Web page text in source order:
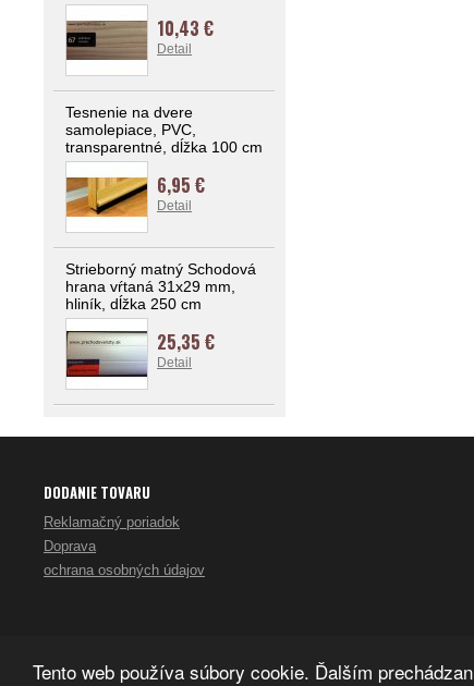
Tento web používa súbory cookie. Ďalším
10,43 €
Detail
Tesnenie na dvere
samolepiace, PVC,
transparentné, dĺžka 100 cm
6,95 €
Detail
Strieborný matný Schodová
hrana vŕtaná 31x29 mm,
hliník, dĺžka 250 cm
25,35 €
Detail
DODANIE TOVARU
Reklamačný poriadok
Doprava
ochrana osobných údajov